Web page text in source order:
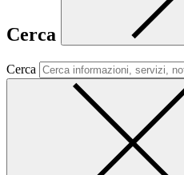
Cerca
Cerca